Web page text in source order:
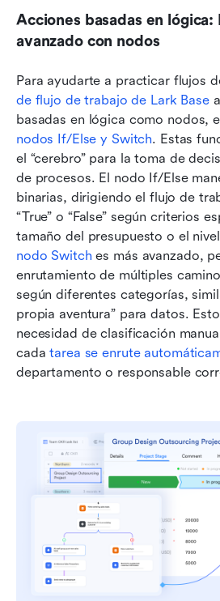
Acciones basadas en
avanzado con nodos
Para ayudarte a practicar flujos
de flujo de trabajo de Lark Base
nodos If/Else y Switch. Estas
el “cerebro” para la toma de
de procesos. El nodo If/Else
binarias, dirigiendo el flujo de
“True” o “False” según criterios
nodo Switch es más avanzado,
enrutamiento de múltiples
según diferentes categorías,
propia aventura” para datos.
necesidad de clasificación
cada tarea se enrute
departamento o responsable